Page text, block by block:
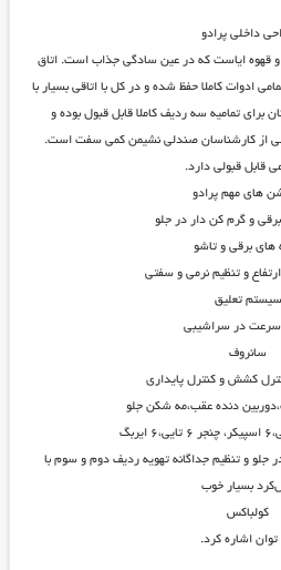
داخلی پرادو
قهوه ایاست که در عین سادگی جذاب است. اتاق
ادوات کاملا حفظ شده و در کل با اتاقی بسیار با
تمامیه سه ردیف کاملا قابل قبول بوده و
از کارشناسان صندلی نشیمن کمی سفت است.
قابل قبولی دارد.
های مهم پرادو
و گرم کن دار در جلو
های برقی و تاشو
و تنظیم نرمی و سفتی
سیستم تعلیق
سرعت در سراشیبی
سانروف
کشش و کنترل پایداری
دنده عقب،مه شکن جلو
جلو و تنظیم جداگانه تهویه ردیف دوم و سوم با
بسیار خوب
کولباکس
اشاره کرد.